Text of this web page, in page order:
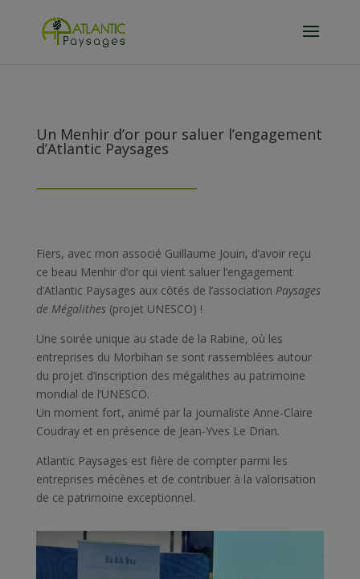
Un Menhir d’or pour saluer l’engagement
d’Atlantic Paysages
Fiers, avec mon associé Guillaume Jouin, d’avoir reçu
ce beau Menhir d’or qui vient saluer l’engagement
d’Atlantic Paysages aux côtés de l’association Paysages
de Mégalithes(projet UNESCO) !
Une soirée unique au stade de la Rabine, où les
entreprises du Morbihan se sont rassemblées autour
du projet d’inscription des mégalithes au patrimoine
mondial de l’UNESCO.
Un moment fort, animé par la journaliste Anne-Claire
Coudray et en présence de Jean-Yves Le Drian.
Atlantic Paysages est fière de compter parmi les
entreprises mécènes et de contribuer à la valorisation
de ce patrimoine exceptionnel.